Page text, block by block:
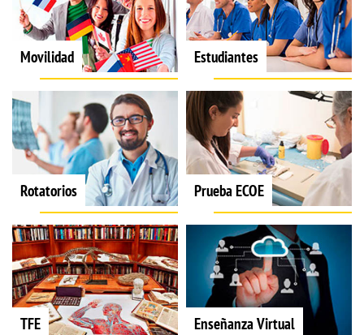
Movilidad Estudiantes
Rotatorios Prueba ECOE
TFE Enseñanza Virtual